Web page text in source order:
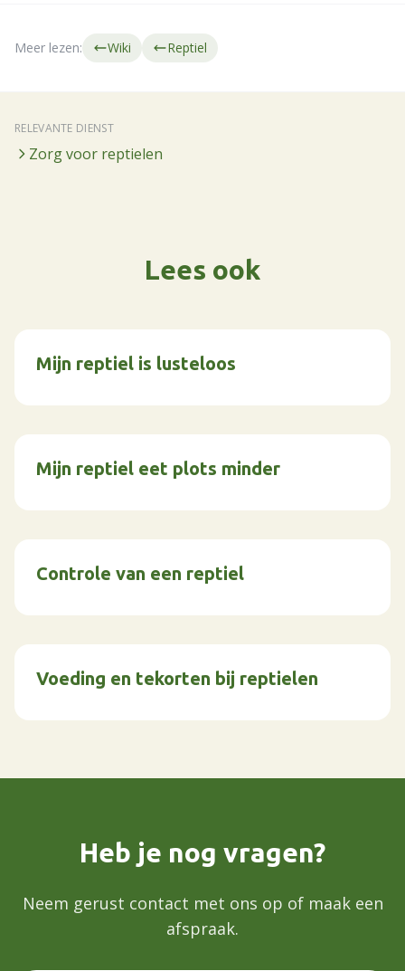
Meer lezen: Wiki Reptiel
RELEVANTE DIENST
Zorg voor reptielen
Lees ook
Mijn reptiel is lusteloos
Mijn reptiel eet plots minder
Controle van een reptiel
Voeding en tekorten bij reptielen
Heb je nog vragen?
Neem gerust contact met ons op of maak een
afspraak.